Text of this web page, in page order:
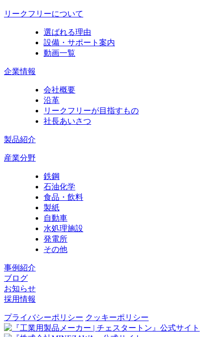
リークフリーについて
選ばれる理由
設備・サポート案内
動画一覧
企業情報
会社概要
沿革
リークフリーが目指すもの
社長あいさつ
製品紹介
産業分野
鉄鋼
石油化学
食品・飲料
製紙
自動車
水処理施設
発電所
その他
事例紹介
ブログ
お知らせ
採用情報
プライバシーポリシー クッキーポリシー